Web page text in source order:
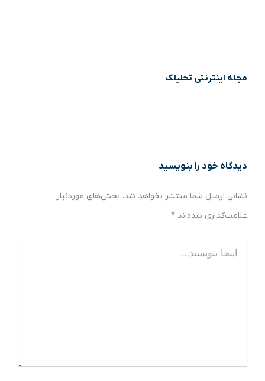
مجله اینترنتی تحلیلک
دیدگاه‌ خود را بنویسید
نشانی ایمیل شما منتشر نخواهد شد. بخش‌های موردنیاز
علامت‌گذاری شده‌اند *
بنویسید…